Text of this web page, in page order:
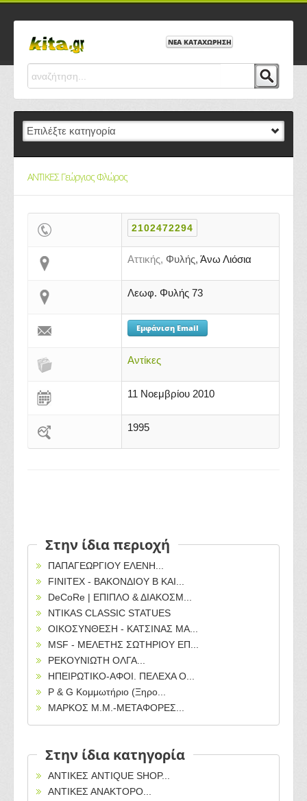
ΝΕΑ ΚΑΤΑΧΩΡΗΣΗ
ΑΝΤΙΚΕΣ Γεώργιος Φλώρος
2102472294
Αττικής, Φυλής, Άνω Λιόσια
Λεωφ. Φυλής 73
Εμφάνιση Email
Αντίκες
11 Νοεμβρίου 2010
1995
Στην ίδια περιοχή
ΠΑΠΑΓΕΩΡΓΙΟΥ ΕΛΕΝΗ...
FINITEX - ΒΑΚΟΝΔΙΟΥ Β ΚΑΙ...
DeCoRe | ΕΠΙΠΛΟ & ΔΙΑΚΟΣΜ...
NTIKAS CLASSIC STATUES
ΟΙΚΟΣΥΝΘΕΣΗ - ΚΑΤΣΙΝΑΣ ΜΑ...
MSF - ΜΕΛΕΤΗΣ ΣΩΤΗΡΙΟΥ EΠ...
ΡΕΚΟΥΝΙΩΤΗ ΟΛΓΑ...
ΗΠΕΙΡΩΤΙΚΟ-ΑΦΟΙ. ΠΕΛΕΧΑ Ο...
P & G Κομμωτήριo (Ξηρο...
ΜΑΡΚΟΣ Μ.Μ.-ΜΕΤΑΦΟΡΕΣ...
Στην ίδια κατηγορία
ΑΝΤΙΚΕΣ ANTIQUE SHOP...
ΑΝΤΙΚΕΣ ΑΝΑΚΤΟΡΟ...